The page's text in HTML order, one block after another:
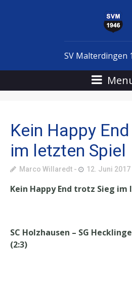
SV Malterdingen
Kein Happy
im letzten Spiel
Marco Willaredt 12. Juni 2017
Kein Happy End trotz Sieg
SC Holzhausen – SG
(2:3)